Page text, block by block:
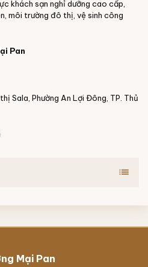
khách sạn nghỉ dưỡng cao cấp,
môi trường đô thị, vệ sinh công
Pan
Sala, Phường An Lợi Đông, TP. Thủ
list
Mại Pan